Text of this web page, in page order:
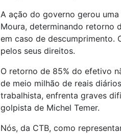
A ação do governo gerou
Moura, determinando retorno
em caso de descumprimento.
pelos seus direitos.
O retorno de 85% do efetivo
de meio milhão de reais
trabalhista, enfrenta graves
golpista de Michel Temer.
Nós, da CTB, como